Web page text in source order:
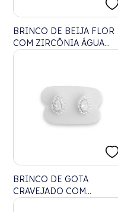
BRINCO DE BEIJA FLOR
COM ZIRCÔNIA ÁGUA
MARINHA
BRINCO DE GOTA
CRAVEJADO COM
ZIRCÔNIAS